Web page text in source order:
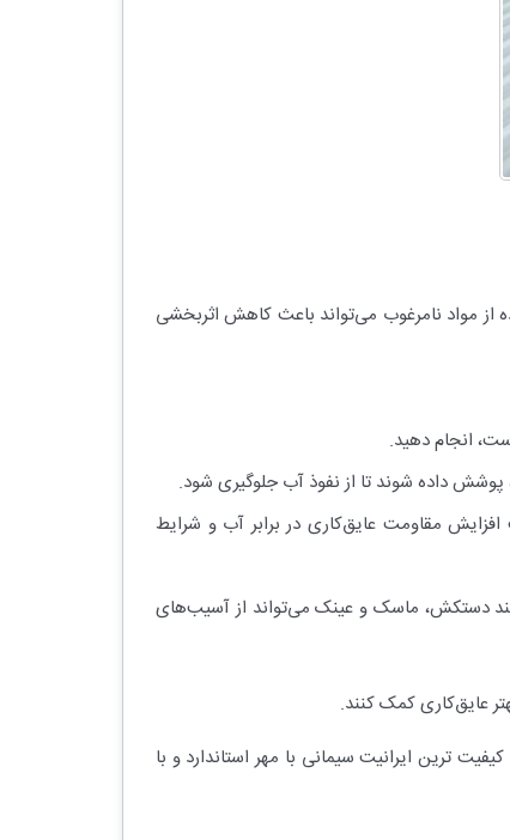
از مواد نامرغوب می‌تواند باعث کاهش اثربخشی
انجام دهید.
پوشش داده شوند تا از نفوذ آب جلوگیری شود.
افزایش مقاومت عایق‌کاری در برابر آب و شرایط
دستکش، ماسک و عینک می‌تواند از آسیب‌های
عایق‌کاری کمک کنند.
ترین ایرانیت سیمانی با مهر استاندارد و با